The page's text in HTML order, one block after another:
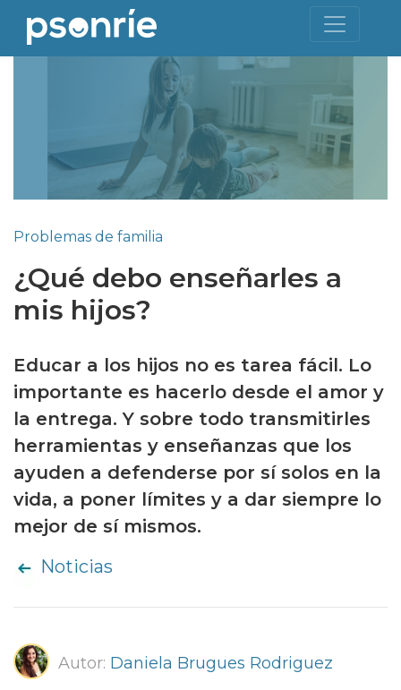
Problemas de familia
¿Qué debo enseñarles a
mis hijos?
Educar a los hijos no es tarea fácil. Lo
importante es hacerlo desde el amor y
la entrega. Y sobre todo transmitirles
herramientas y enseñanzas que los
ayuden a defenderse por sí solos en la
vida, a poner límites y a dar siempre lo
mejor de sí mismos.
Noticias
Autor: Daniela Brugues Rodriguez